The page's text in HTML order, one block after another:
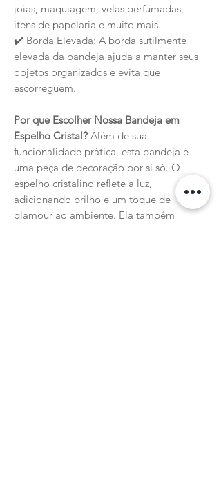
joias, maquiagem, velas perfumadas,
itens de papelaria e muito mais.
✔ ️ Borda Elevada: A borda sutilmente
elevada da bandeja ajuda a manter seus
objetos organizados e evita que
escorreguem.
Por que Escolher Nossa Bandeja em
Espelho Cristal? Além de sua
funcionalidade prática, esta bandeja é
uma peça de decoração por si só. O
espelho cristalino reflete a luz,
adicionando brilho e um toque de
glamour ao ambiente. Ela também